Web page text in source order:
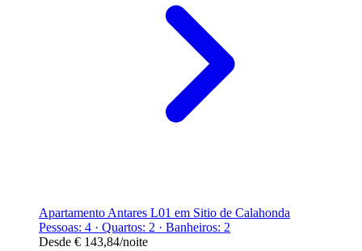
Apartamento Antares L01 em Sitio de Calahonda
Pessoas: 4 · Quartos: 2 · Banheiros: 2
Desde € 143,84/noite